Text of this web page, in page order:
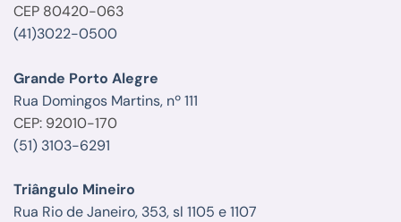
CEP 80420-063
(41)3022-0500
Grande Porto Alegre
Rua Domingos Martins, nº 111
CEP: 92010-170
(51) 3103-6291
Triângulo Mineiro
Rua Rio de Janeiro, 353, sl 1105 e 1107